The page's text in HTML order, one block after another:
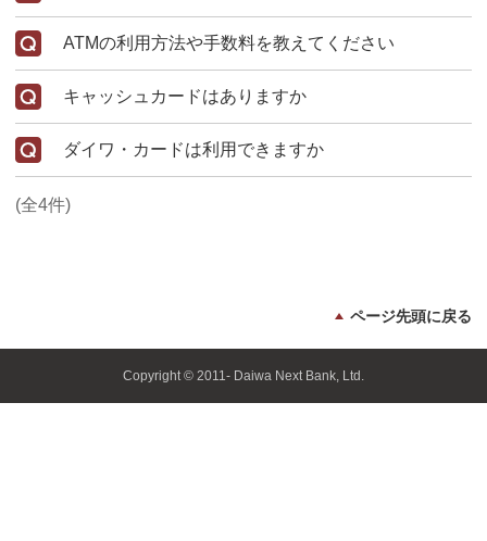
ATMの利用方法や手数料を教えてください
キャッシュカードはありますか
ダイワ・カードは利用できますか
(全4件)
ページ先頭に戻る
Copyright © 2011- Daiwa Next Bank, Ltd.